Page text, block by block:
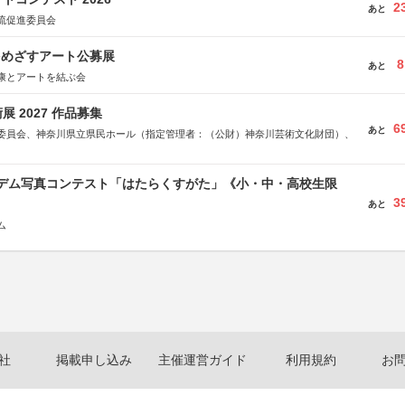
促進委員会
あと
ざすアート公募展
とアートを結ぶ会
あと 8
2027 作品募集
員会、神奈川県立県民ホール（指定管理者：（公財）神奈川芸術文化財団）、 あと
ム写真コンテスト「はたらくすがた」《小・中・高校生限
あと
掲載申し込み 主催運営ガイド 利用規約 お